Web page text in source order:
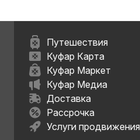
Путешествия
Куфар Карта
Куфар Маркет
Куфар Медиа
Доставка
Рассрочка
Услуги продвижения